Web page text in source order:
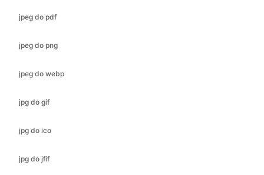
jpeg do webp
jpg do gif
jpg do ico
jpg do jfif
jpg do bmp
jpg do svg